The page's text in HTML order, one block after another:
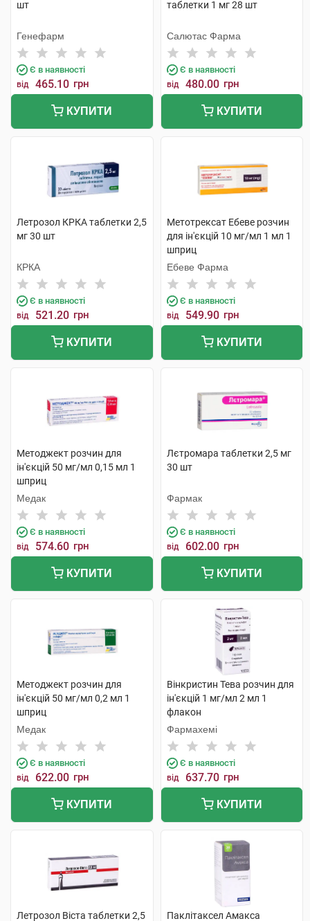
шт
Генефарм
Є в наявності
від 465.10 грн
КУПИТИ
таблетки 1 мг 28 шт
Салютас Фарма
Є в наявності
від 480.00 грн
КУПИТИ
Летрозол КРКА таблетки 2,5
мг 30 шт
КРКА
Є в наявності
від 521.20 грн
КУПИТИ
Метотрексат Ебеве розчин
для ін'єкцій 10 мг/мл 1 мл 1
шприц
Ебеве Фарма
Є в наявності
від 549.90 грн
КУПИТИ
Методжект розчин для
ін'єкцій 50 мг/мл 0,15 мл 1
шприц
Медак
Є в наявності
від 574.60 грн
КУПИТИ
Лєтромара таблетки 2,5 мг
30 шт
Фармак
Є в наявності
від 602.00 грн
КУПИТИ
Методжект розчин для
ін'єкцій 50 мг/мл 0,2 мл 1
шприц
Медак
Є в наявності
від 622.00 грн
КУПИТИ
Вінкристин Тева розчин для
ін'єкцій 1 мг/мл 2 мл 1
флакон
Фармахемі
Є в наявності
від 637.70 грн
КУПИТИ
Летрозол Віста таблетки 2,5 Паклітаксел Амакса